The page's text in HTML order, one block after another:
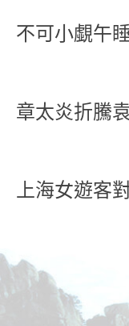
不可小覷午
章太炎折騰
上海女遊客